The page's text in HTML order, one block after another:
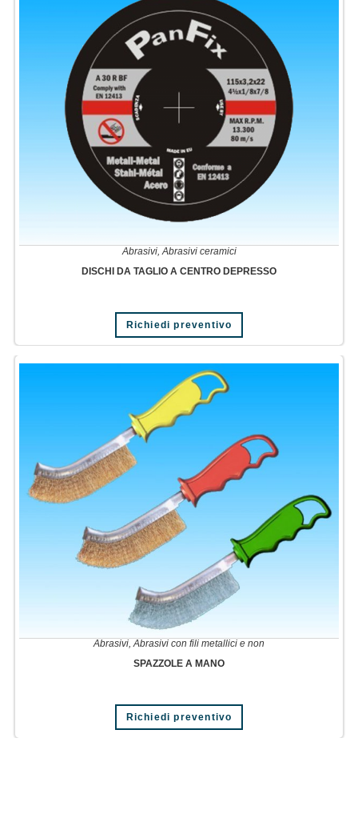
Abrasivi, Abrasivi ceramici
DISCHI DA TAGLIO A CENTRO DEPRESSO
Richiedi preventivo
Abrasivi,Abrasivi con fili metallici e non
SPAZZOLE A MANO
Richiedi preventivo